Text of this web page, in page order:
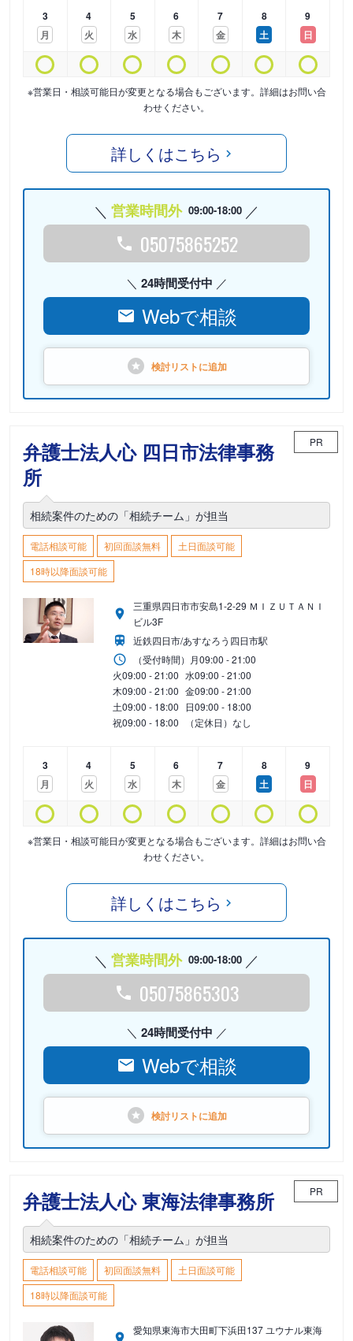
3
月
4
火
5
水
6
木
7
金
8
土
9
日
※営業日・相談可能日が変更となる場合もございます。詳細はお問い合
わせください。
詳しくはこちら
営業時間外 09:00-18:00
05075865252
24時間受付中
Webで相談
検討リストに追加
弁護士法人心 四日市法律事務
所
PR
相続案件のための「相続チーム」が担当
電話相談可能 初回面談無料
土日面談可能
18時以降面談可能
三重県四日市市安島1-2-29 ＭＩＺＵＴＡＮＩ
ビル3F
近鉄四日市/あすなろう四日市駅
（受付時間） 月09:00 - 21:00
火09:00 - 21:00 水09:00 - 21:00
木09:00 - 21:00 金09:00 - 21:00
土09:00 - 18:00 日09:00 - 18:00
祝09:00 - 18:00 （定休日）なし
3
月
4
火
5
水
6
木
7
金
8
土
9
日
※営業日・相談可能日が変更となる場合もございます。詳細はお問い合
わせください。
詳しくはこちら
営業時間外 09:00-18:00
05075865303
24時間受付中
Webで相談
検討リストに追加
弁護士法人心 東海法律事務所 PR
相続案件のための「相続チーム」が担当
電話相談可能 初回面談無料
土日面談可能
18時以降面談可能
愛知県東海市大田町下浜田137 ユウナル東海